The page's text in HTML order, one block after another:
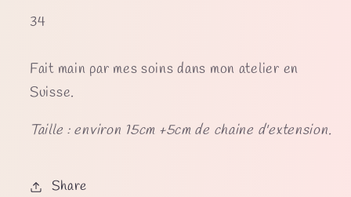
34
Fait main par mes soins dans mon atelier en
Suisse.
Taille : environ 15cm +5cm de chaine d'extension.
Share